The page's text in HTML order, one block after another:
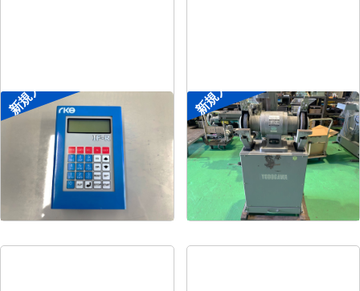
新規入荷
ポータブル入出力装置
メーカー
菱電工機エンジニアリ
ング
式 IF-R
新規入荷
両頭グラインダー
メーカー 淀川電機
形 FG-255T
式